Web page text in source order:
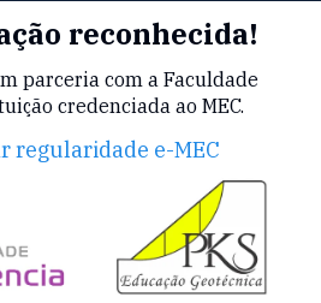
reconhecida!
parceria com a Faculdade
credenciada ao MEC.
regularidade e-MEC